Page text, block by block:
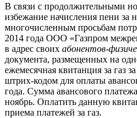
В связи с продолжительными
избежание начисления пени за
многочисленным просьбам
2014 года ООО «Газпром
в адрес своих абонентов-
документа, размещенных на
ежемесячная квитанция за газ
штрих-кодом для оплаты
года. Сумма авансового
ноябрь. Оплатить данную
приема платежей за газ.